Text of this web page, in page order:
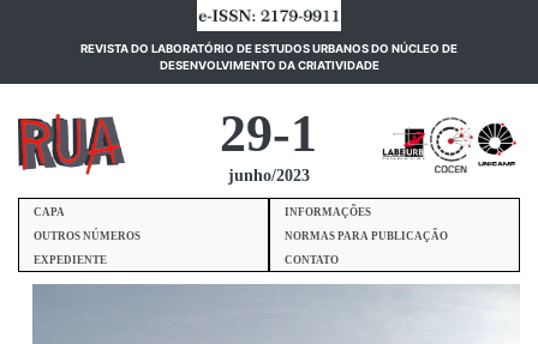
REVISTA DO LABORATÓRIO DE ESTUDOS URBANOS DO NÚCLEO DE
DESENVOLVIMENTO DA CRIATIVIDADE(current)
29-1
junho/2023
CAPA
INFORMAÇÕES
OUTROS NÚMEROS
NORMAS PARA PUBLICAÇÃO
EXPEDIENTE
CONTATO